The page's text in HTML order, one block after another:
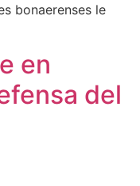
bonaerenses le
en
del